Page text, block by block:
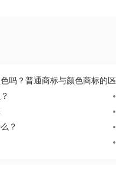
吗？普通商标与颜色商标的区
？